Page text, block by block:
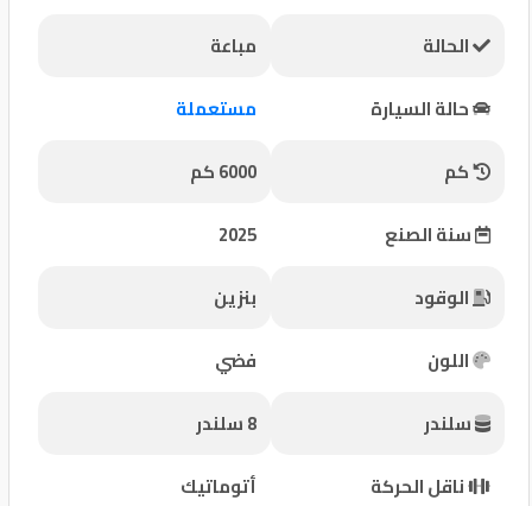
مميزة
إتصل
بنا
المنتدى
كيو
الحالة
مباعة
حالة السيارة
مستعملة
كم
6000 كم
سنة الصنع
2025
الوقود
بنزين
اللون
فضي
سلندر
8 سلندر
ناقل الحركة
أتوماتيك